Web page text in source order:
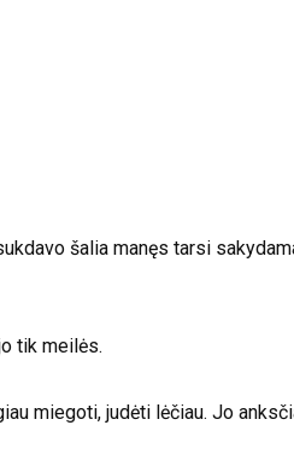
šalia manęs tarsi
tik meilės.
miegoti, judėti lėčiau. Jo